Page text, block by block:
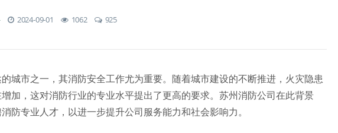
2024-09-01 1062 925
城市之一，其消防安全工作尤为重要。随着城市建设的不断推进，火灾隐患
加，这对消防行业的专业水平提出了更高的要求。苏州消防公司在此背景
防专业人才，以进一步提升公司服务能力和社会影响力。